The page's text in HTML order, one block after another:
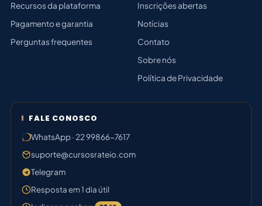
Recursos da plataforma
Pagamento e garantia
Perguntas frequentes
Inscrições abertas
Notícias
Contato
Sobre nós
Política de Privacidade
FALE CONOSCO
WhatsApp · 22 99866-7617
suporte@cursosrateio.com
Telegram
Resposta em 1 dia útil